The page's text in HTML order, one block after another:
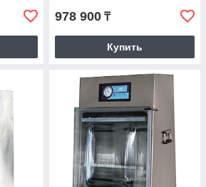
978 900 ₸
Купить